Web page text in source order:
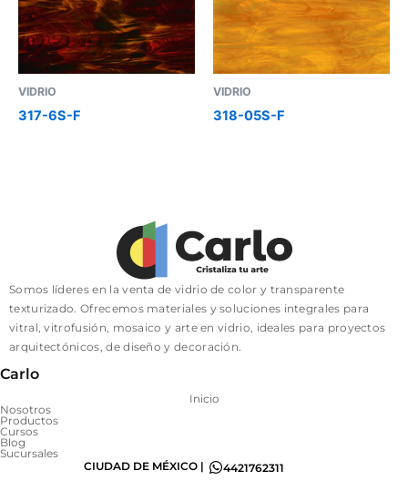
VIDRIO
317-6S-F
VIDRIO
318-05S-F
Somos líderes en la venta de vidrio de color y transparente
texturizado. Ofrecemos materiales y soluciones integrales para
vitral, vitrofusión, mosaico y arte en vidrio, ideales para proyectos
arquitectónicos, de diseño y decoración.
Carlo
Inicio
Nosotros
Productos
Cursos
Blog
Sucursales
CIUDAD DE MÉXICO |
4421762311